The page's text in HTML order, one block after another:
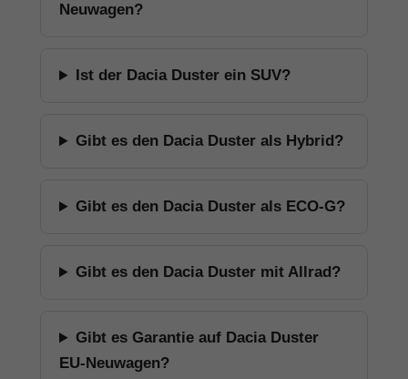
Neuwagen?
Ist der Dacia Duster ein SUV?
Gibt es den Dacia Duster als Hybrid?
Gibt es den Dacia Duster als ECO-G?
Gibt es den Dacia Duster mit Allrad?
Gibt es Garantie auf Dacia Duster
EU-Neuwagen?